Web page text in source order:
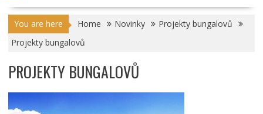
You are here Home Novinky
Projekty bungalovů
Projekty bungalovů
PROJEKTY BUNGALOVŮ